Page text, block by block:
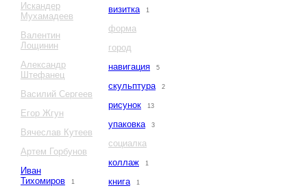
Искандер
Мухамадеев
Валентин
Лощинин
Александр
Штефанец
Василий Сергеев
Егор Жгун
Вячеслав Кутеев
Артем Горбунов
Иван
Тихомиров
1
визитка
1
форма
город
навигация
5
скульптура 2
рисунок 13
упаковка 3
социалка
коллаж
1
книга 1